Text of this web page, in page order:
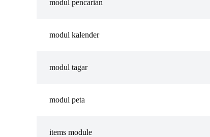
modul pencarian
modul kalender
modul tagar
modul peta
items module